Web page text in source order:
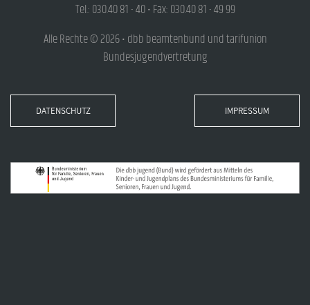
Tel.: 030.40 81 - 40 • Fax: 030.40 81 - 49 99
Alle Rechte © 2026 • dbb beamtenbund und tarifunion
Bundesjugendvertretung
DATENSCHUTZ IMPRESSUM